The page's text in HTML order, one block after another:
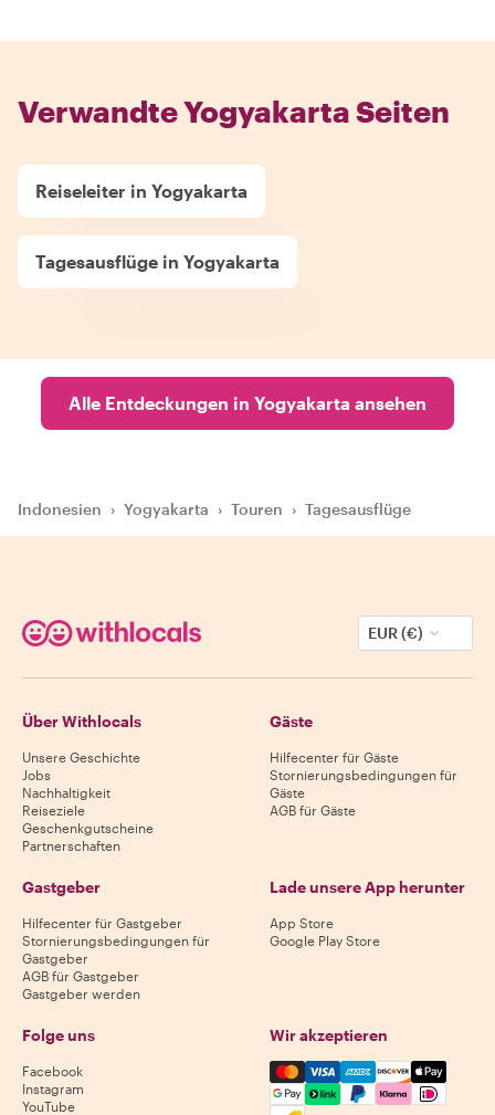
Verwandte Yogyakarta Seiten
Reiseleiter in Yogyakarta
Tagesausflüge in Yogyakarta
Alle Entdeckungen in Yogyakarta ansehen
Indonesien › Yogyakarta › Touren › Tagesausflüge
EUR (€)
Über Withlocals
Unsere Geschichte
Jobs
Nachhaltigkeit
Reiseziele
Geschenkgutscheine
Partnerschaften
Gäste
Hilfecenter für Gäste
Stornierungsbedingungen für
Gäste
AGB für Gäste
Gastgeber
Hilfecenter für Gastgeber
Stornierungsbedingungen für
Gastgeber
AGB für Gastgeber
Gastgeber werden
Lade unsere App herunter
App Store
Google Play Store
Folge uns
Facebook
Instagram
YouTube
Wir akzeptieren
Mastercard, Visa, Amex,